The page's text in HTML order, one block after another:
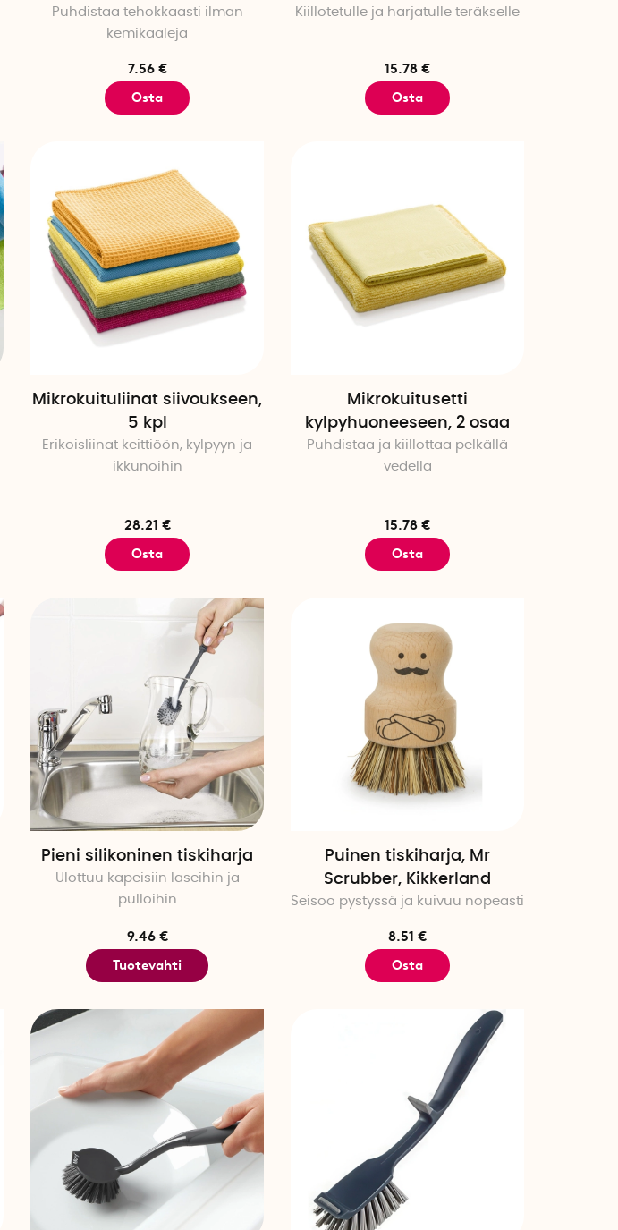
Puhdistaa tehokkaasti ilman
kemikaaleja
7.56 €
Osta
Kiillotetulle ja harjatulle teräkselle
15.78 €
Osta
Mikrokuituliinat siivoukseen,
5 kpl
Erikoisliinat keittiöön, kylpyyn ja
ikkunoihin
28.21 €
Osta
Mikrokuitusetti
kylpyhuoneeseen, 2 osaa
Puhdistaa ja kiillottaa pelkällä
vedellä
15.78 €
Osta
Pieni silikoninen tiskiharja
Ulottuu kapeisiin laseihin ja
pulloihin
9.46 €
Tuotevahti
Puinen tiskiharja, Mr
Scrubber, Kikkerland
Seisoo pystyssä ja kuivuu nopeasti
8.51 €
Osta